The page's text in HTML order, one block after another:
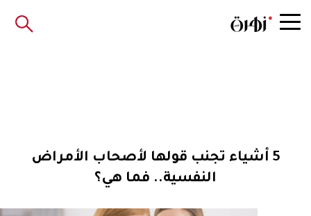
5 أشياء تجنب قولها لأصحاب الأمراض
النفسية.. فما هي؟